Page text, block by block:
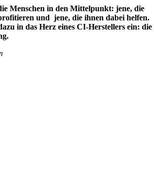
Menschen in den Mittelpunkt: jene, die
und jene, die ihnen dabei helfen.
in das Herz eines CI-Herstellers ein: die